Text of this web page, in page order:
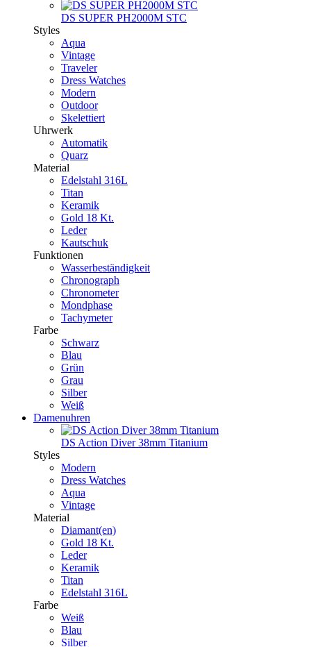
DS SUPER PH2000M STC
Styles
Aqua
Vintage
Traveler
Dress Watches
Modern
Outdoor
Skelettiert
Uhrwerk
Automatik
Quarz
Material
Edelstahl 316L
Titan
Keramik
Gold 18 Kt.
Leder
Kautschuk
Funktionen
Wasserbeständigkeit
Chronograph
Chronometer
Mondphase
Tachymeter
Farbe
Schwarz
Blau
Grün
Grau
Silber
Weiß
Damenuhren
DS Action Diver 38mm Titanium
Styles
Modern
Dress Watches
Aqua
Vintage
Material
Diamant(en)
Gold 18 Kt.
Leder
Keramik
Titan
Edelstahl 316L
Farbe
Weiß
Blau
Silber